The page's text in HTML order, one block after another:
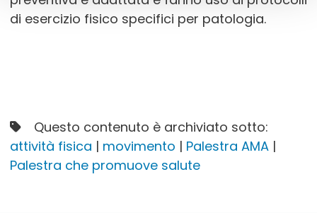
di esercizio fisico specifici per patologia.
Questo contenuto è archiviato sotto:
attività fisica | movimento | Palestra AMA|
Palestra che promuove salute